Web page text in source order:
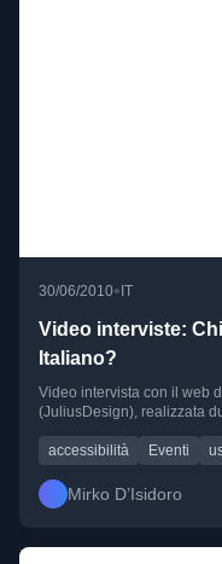
30/06/2010• IT
Video interviste:
Italiano?
Video intervista con il web
(JuliusDesign), realizzata
accessibilità Eventi
Mirko D’Isidoro